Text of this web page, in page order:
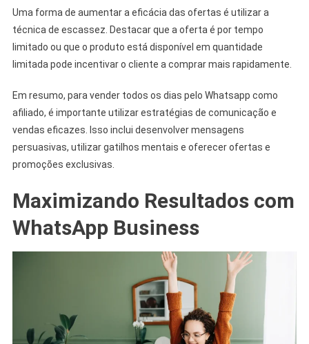
Uma forma de aumentar a eficácia das ofertas é utilizar a
técnica de escassez. Destacar que a oferta é por tempo
limitado ou que o produto está disponível em quantidade
limitada pode incentivar o cliente a comprar mais rapidamente.
Em resumo, para vender todos os dias pelo Whatsapp como
afiliado, é importante utilizar estratégias de comunicação e
vendas eficazes. Isso inclui desenvolver mensagens
persuasivas, utilizar gatilhos mentais e oferecer ofertas e
promoções exclusivas.
Maximizando Resultados com
WhatsApp Business